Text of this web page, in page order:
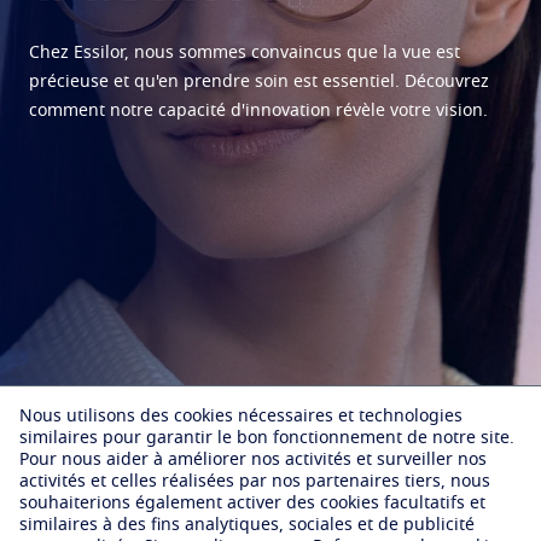
Protéger
Verres intelligents qui s'adaptent à la lumière
Verres solaires Vision et style
Matériaux filtrants dans les verres du quoitidien
Crizal Verres antireflets
Découvrez nos autres marques
Configurateur de verres
Les garanties Essilor
Virtual Try On
Nous contacter
Essilor Relation Consommateurs
Qualissime
Partenariats
IEMP
Ligue de Football Professionnel
Essilor s'engage
En savoir plus
Problèmes liés à la vue
Votre vision au quotidien
Tout savoir sur les verres
La vue selon l'age
Voir tous nos articles
Chez Essilor, nous sommes convaincus que la vue est
précieuse et qu'en prendre soin est essentiel. Découvrez
comment notre capacité d'innovation révèle votre vision.
Notre
Nous utilisons des cookies nécessaires et technologies
similaires pour garantir le bon fonctionnement de notre site.
Pour nous aider à améliorer nos activités et surveiller nos
activités et celles réalisées par nos partenaires tiers, nous
souhaiterions également activer des cookies facultatifs et
similaires à des fins analytiques, sociales et de publicité